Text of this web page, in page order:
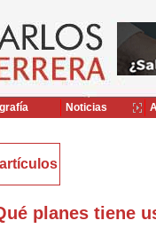
planes tiene
Noticias